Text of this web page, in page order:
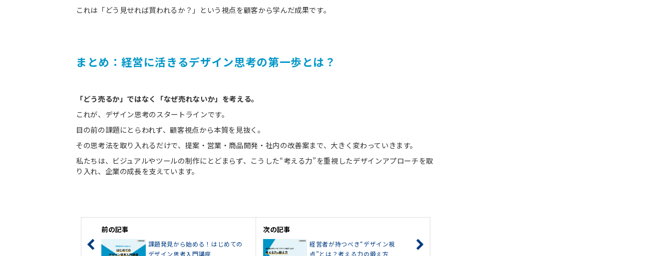
これは「どう見せれば買われるか？」という視点を顧客から学んだ成果です。
まとめ：経営に活きるデザイン思考の第一歩とは？
「どう売るか」ではなく「なぜ売れないか」を考える。
これが、デザイン思考のスタートラインです。
目の前の課題にとらわれず、顧客視点から本質を見抜く。
その思考法を取り入れるだけで、提案・営業・商品開発・社内の改善案まで、大きく変わっていきます。
私たちは、ビジュアルやツールの制作にとどまらず、こうした“考える力”を重視したデザインアプローチを取
り入れ、企業の成長を支えています。
前の記事
課題発見から始める！はじめての
デザイン思考入門講座
次の記事
経営者が持つべき“デザイン視
点”とは？考える力の鍛え方